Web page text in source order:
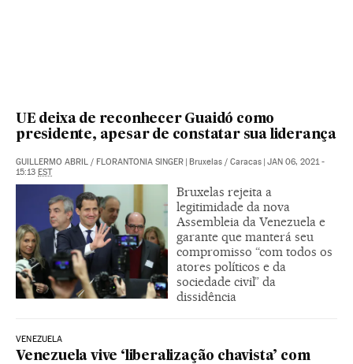
UE deixa de reconhecer Guaidó como
presidente, apesar de constatar sua liderança
GUILLERMO ABRIL / FLORANTONIA SINGER | Bruxelas / Caracas | JAN 06, 2021 -
15:13 EST
Bruxelas rejeita a
legitimidade da nova
Assembleia da Venezuela e
garante que manterá seu
compromisso “com todos os
atores políticos e da
sociedade civil” da
dissidência
VENEZUELA
Venezuela vive ‘liberalização chavista’ com